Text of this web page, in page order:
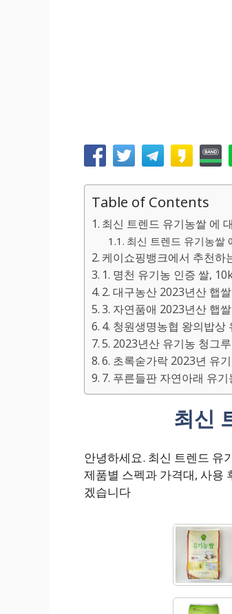
Table of Contents
최신 트렌드 유기농쌀 에
최신 트렌드 유기농쌀
케이쇼핑뱅크에서 추천하
1. 명천 유기농 인증 쌀,
2. 대구농산 2023년산 햅
3. 자연품애 2023년산 햅
4. 청원생명농협 왕의밥상
5. 2023년산 유기농 청그
6. 초록숟가락 2023년 유
7. 푸른들판 자연아래 유
최신
안녕하세요. 최신 트렌드 유
제품별 스펙과 가격대, 사용
겠습니다